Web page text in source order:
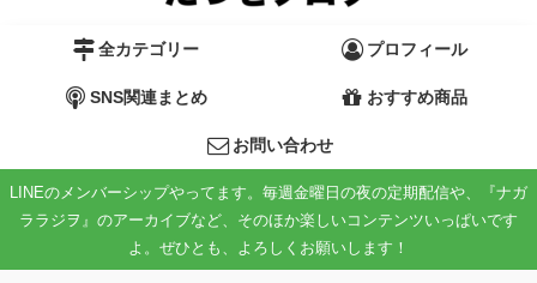
全カテゴリー プロフィール
SNS関連まとめ おすすめ商品
お問い合わせ
LINEのメンバーシップやってます。毎週金曜日の夜の定期配信や、『ナガ
ララジヲ』のアーカイブなど、そのほか楽しいコンテンツいっぱいです
よ。ぜひとも、よろしくお願いします！